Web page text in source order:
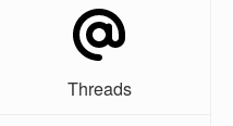
Threads